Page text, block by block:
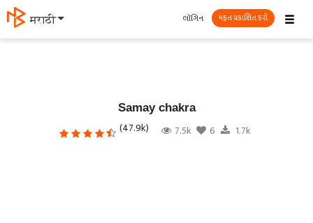
मराठी ☰
લૉગિન મફત પ્રકાશિત કરો
Samay chakra
(47.9k) 7.5k 6 1.7k